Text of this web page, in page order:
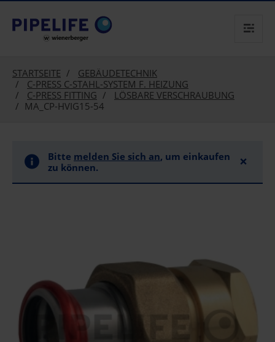
text.skipToContent
text.skipToNavigation
STARTSEITE
GEBÄUDETECHNIK
C-PRESS C-STAHL-SYSTEM F. HEIZUNG
C-PRESS FITTING
LÖSBARE VERSCHRAUBUNG
MA_CP-HVIG15-54
Bitte melden Sie sich an, um einkaufen
zu können.
×